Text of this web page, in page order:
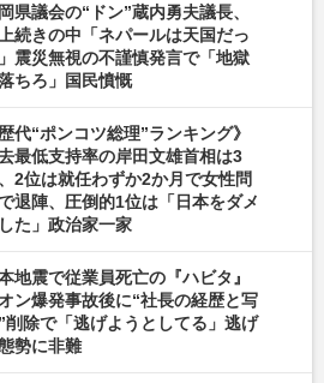
県議会の“ドン”蔵内勇夫議長、
続きの中「ネパールは天国だっ
震災無視の不謹慎発言で「地獄
ちろ」国民憤慨
歴代“ポンコツ総理”ランキング》
最低支持率の岸田文雄首相は3
2位は就任わずか2か月で女性問
退陣、圧倒的1位は「日本をダメ
た」政治家一家
地震で従業員死亡の『ハビタ』
ン爆発事故後に“社長の経歴と写
削除で「逃げようとしてる」逃げ
勢に非難